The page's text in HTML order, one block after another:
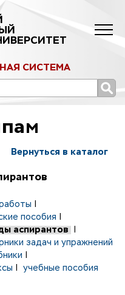
СИСТЕМА
Вернуться в каталог
пособия
аспирантов
задач и упражнений
учебные пособия